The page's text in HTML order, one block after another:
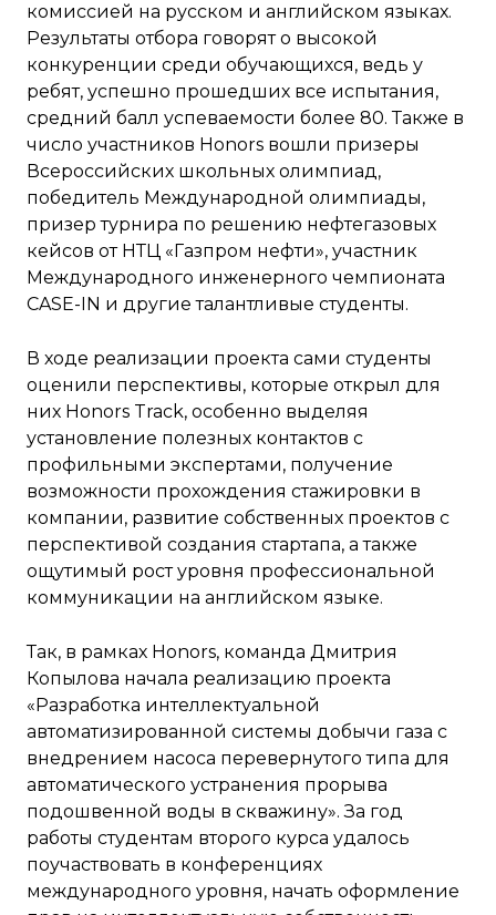
комиссией на русском и английском языках.
Результаты отбора говорят о высокой
конкуренции среди обучающихся, ведь у
ребят, успешно прошедших все испытания,
средний балл успеваемости более 80. Также в
число участников Honors вошли призеры
Всероссийских школьных олимпиад,
победитель Международной олимпиады,
призер турнира по решению нефтегазовых
кейсов от НТЦ «Газпром нефти», участник
Международного инженерного чемпионата
CASE-IN и другие талантливые студенты.
В ходе реализации проекта сами студенты
оценили перспективы, которые открыл для
них Honors Track, особенно выделяя
установление полезных контактов с
профильными экспертами, получение
возможности прохождения стажировки в
компании, развитие собственных проектов с
перспективой создания стартапа, а также
ощутимый рост уровня профессиональной
коммуникации на английском языке.
Так, в рамках Honors, команда Дмитрия
Копылова начала реализацию проекта
«Разработка интеллектуальной
автоматизированной системы добычи газа с
внедрением насоса перевернутого типа для
автоматического устранения прорыва
подошвенной воды в скважину». За год
работы студентам второго курса удалось
поучаствовать в конференциях
международного уровня, начать оформление